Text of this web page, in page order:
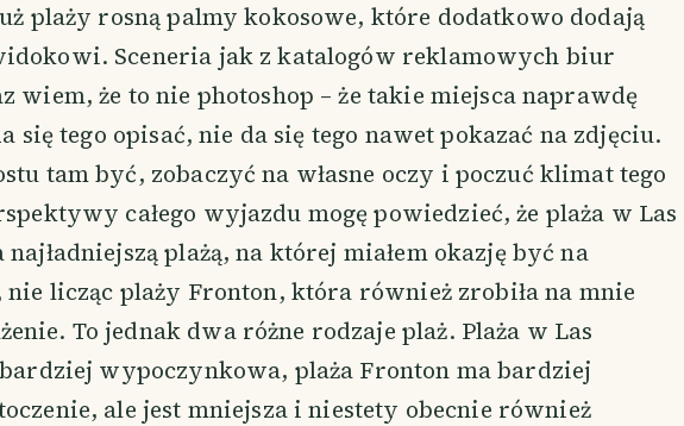
plaży rosną palmy kokosowe, które dodatkowo dodają
Sceneria jak z katalogów reklamowych biur
wiem, że to nie photoshop – że takie miejsca naprawdę
się tego opisać, nie da się tego nawet pokazać na zdjęciu.
tam być, zobaczyć na własne oczy i poczuć klimat tego
całego wyjazdu mogę powiedzieć, że plaża w Las
najładniejszą plażą, na której miałem okazję być na
licząc plaży Fronton, która również zrobiła na mnie
To jednak dwa różne rodzaje plaż. Plaża w Las
wypoczynkowa, plaża Fronton ma bardziej
ale jest mniejsza i niestety obecnie również